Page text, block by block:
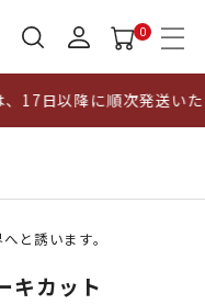
0
降に順次発送いた
と誘います。
キカット